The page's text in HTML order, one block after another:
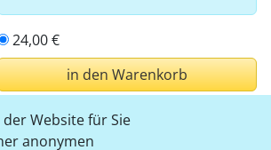
Website für Sie
anonymen
24,00 €
in den Warenkorb
einloggen